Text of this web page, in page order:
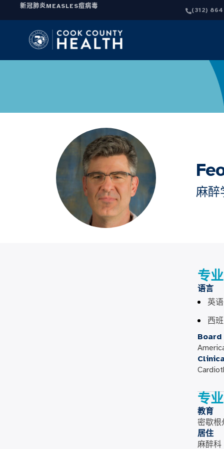
新冠肺炎MEASLES痘病毒
(312)
麻醉
专
语言
英语
西
专
教育
密歇
居住
麻醉科